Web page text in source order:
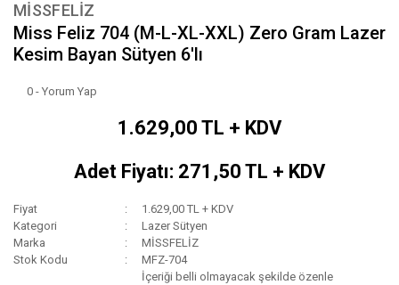
MİSSFELİZ
Miss Feliz 704 (M-L-XL-XXL) Zero Gram Lazer
Kesim Bayan Sütyen 6'lı
0 - Yorum Yap
1.629,00 TL + KDV
Adet Fiyatı: 271,50 TL + KDV
Fiyat
1.629,00 TL + KDV
Kategori
Lazer Sütyen
Marka
MİSSFELİZ
Stok Kodu
MFZ-704
İçeriği belli olmayacak şekilde özenle